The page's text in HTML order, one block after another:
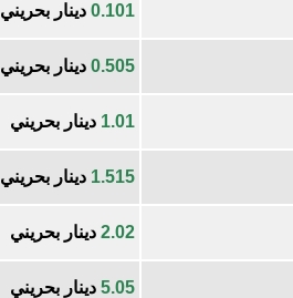
0.101 دينار بحريني
0.505 دينار بحريني
1.01 دينار بحريني
1.515 دينار بحريني
2.02 دينار بحريني
5.05 دينار بحريني